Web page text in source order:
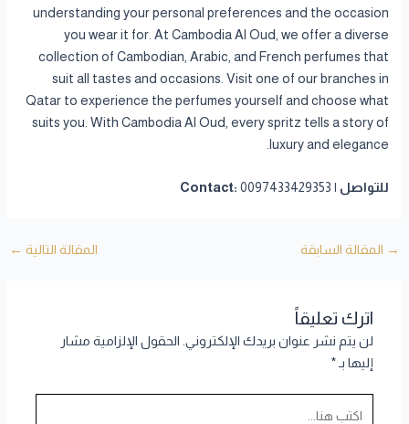
understanding your personal preferences and the occasion
you wear it for. At Cambodia Al Oud, we offer a diverse
collection of Cambodian, Arabic, and French perfumes that
suit all tastes and occasions. Visit one of our branches in
Qatar to experience the perfumes yourself and choose what
suits you. With Cambodia Al Oud, every spritz tells a story of
luxury and elegance.
للتواصل | Contact: 0097433429353
→ المقالة السابقة المقالة التالية ←
اترك تعليقاً
لن يتم نشر عنوان بريدك الإلكتروني. الحقول الإلزامية مشار
إليها بـ*